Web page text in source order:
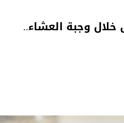
وجبة العشاء..